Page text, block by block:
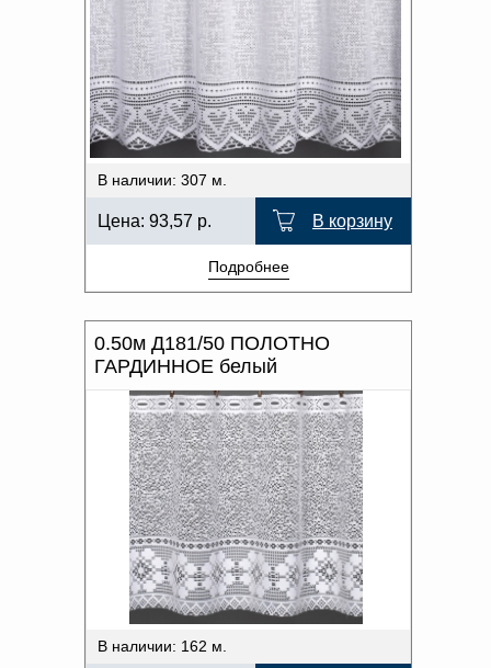
Доверенность на
получение груза
Документы по работе с
персональными данными
Письмо руководителю
Вопросы и ответы
Новости | Статьи
ВИД КРОМКИ
В наличии: 307 м.
Цена: 93,57 р. В корзину
Подробнее
0.50м Д181/50 ПОЛОТНО
ГАРДИННОЕ белый
В наличии: 162 м.
Добавить
корзину